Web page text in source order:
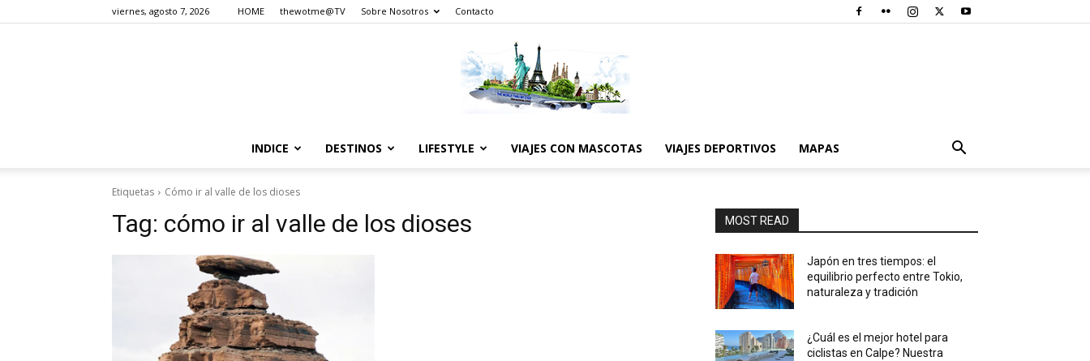
viernes, agosto 7, 2026 HOME thewotme@TV Sobre Nosotros Contacto
INDICE DESTINOS LIFESTYLE VIAJES CON MASCOTAS VIAJES DEPORTIVOS MAPAS
Etiquetas Cómo ir al valle de los dioses
Tag: cómo ir al valle de los dioses MOST READ
Japón en tres tiempos: el
equilibrio perfecto entre Tokio,
naturaleza y tradición
¿Cuál es el mejor hotel para
ciclistas en Calpe? Nuestra